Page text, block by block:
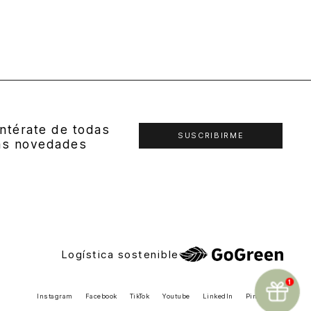
de todas
novedades
SUSCRIBIRME
Logística sostenible
Instagram Facebook TikTok Youtube LinkedIn Pinterest